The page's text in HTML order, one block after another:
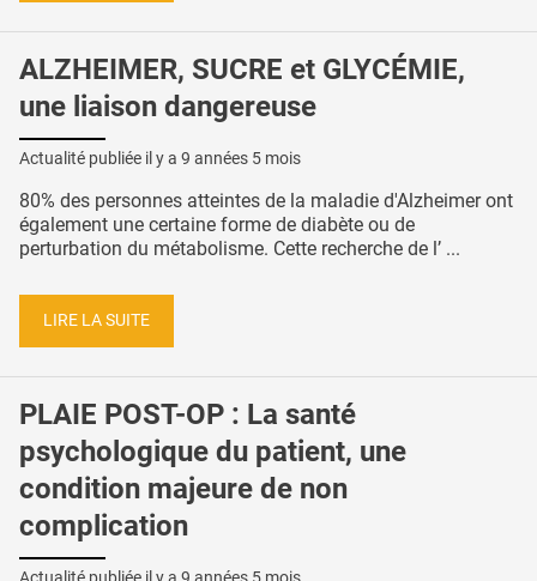
ALZHEIMER, SUCRE et GLYCÉMIE,
une liaison dangereuse
Actualité publiée il y a 9 années 5 mois
80% des personnes atteintes de la maladie d'Alzheimer ont
également une certaine forme de diabète ou de
perturbation du métabolisme. Cette recherche de l’ ...
LIRE LA SUITE
PLAIE POST-OP : La santé
psychologique du patient, une
condition majeure de non
complication